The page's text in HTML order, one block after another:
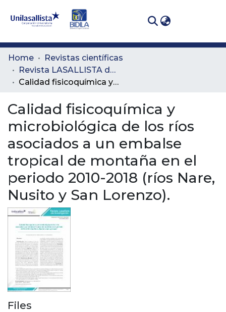
Communities
& Collections
Statistics
Home
Revistas científicas
Revista LASALLISTA de Investigación
Calidad fisicoquímica y microbiológica de los ríos asociados a un embalse tropical de montaña en el periodo 2010-2018 (ríos Nare, Nusito y San Lorenzo).
Calidad fisicoquímica y
microbiológica de los ríos
asociados a un embalse
tropical de montaña en el
periodo 2010-2018 (ríos Nare,
Nusito y San Lorenzo).
Files